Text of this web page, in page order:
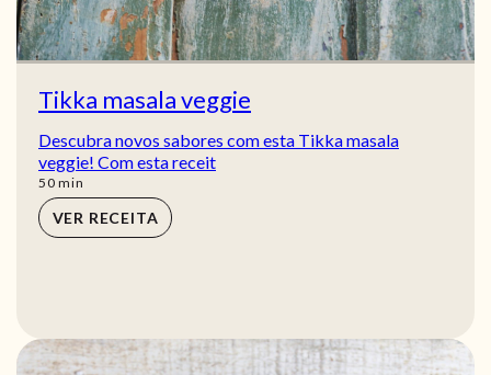
Tikka masala veggie
Descubra novos sabores com esta Tikka masala
veggie! Com esta receit
50min
min
VER RECEITA